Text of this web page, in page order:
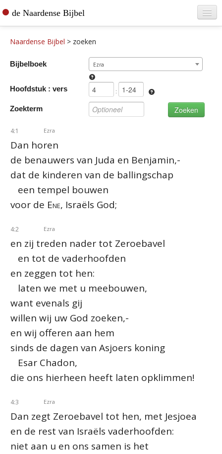
de Naardense Bijbel
De vertaler
Contact
Naardense Bijbel > zoeken
Bijbelboek Ezra
Hoofdstuk : vers :
Zoekterm
4:1 Ezra
Dan horen
de benauwers van Juda en Benjamin,-
dat de kinderen van de ballingschap
een tempel bouwen
voor de Ene, Israëls God;
4:2 Ezra
en zij treden nader tot Zeroebavel
en tot de vaderhoofden
en zeggen tot hen:
laten we met u meebouwen,
want evenals gij
willen wij uw God zoeken,-
en wij offeren aan hem
sinds de dagen van Asjoers koning
Esar Chadon,
die ons hierheen heeft laten opklimmen!
4:3 Ezra
Dan zegt Zeroebavel tot hen, met Jesjoea
en de rest van Israëls vaderhoofden:
niet aan u en ons samen is het